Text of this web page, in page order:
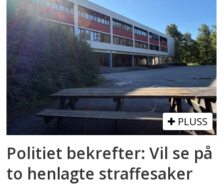
PLUSS
Politiet bekrefter: Vil se på
to henlagte straffesaker